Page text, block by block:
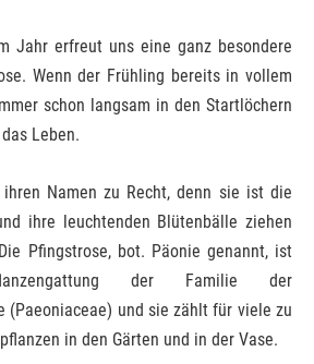
Jahr erfreut uns eine ganz besondere
Wenn der Frühling bereits in vollem
schon langsam in den Startlöchern
Leben.
Namen zu Recht, denn sie ist die
ihre leuchtenden Blütenbälle ziehen
Pfingstrose, bot. Päonie genannt, ist
der Familie der
(Paeoniaceae) und sie zählt für viele zu
in den Gärten und in der Vase.